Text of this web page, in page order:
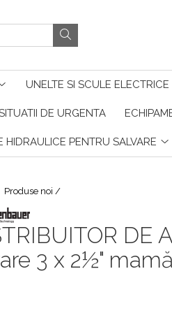
UNELTE SI SCULE
DE URGENTA
HIDRAULICE PENTRU SALVARE
Produse noi /
DE
3 x 2½"